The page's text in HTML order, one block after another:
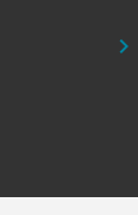
keyboard_arrow_right